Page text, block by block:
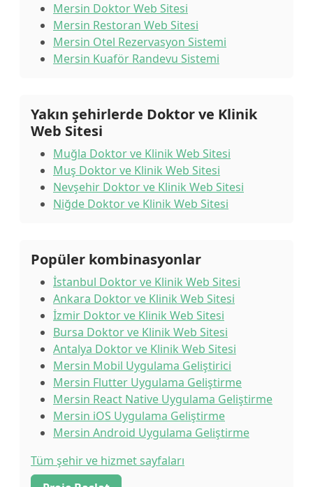
Mersin Doktor Web Sitesi
Mersin Restoran Web Sitesi
Mersin Otel Rezervasyon Sistemi
Mersin Kuaför Randevu Sistemi
Yakın şehirlerde Doktor ve Klinik
Web Sitesi
Muğla Doktor ve Klinik Web Sitesi
Muş Doktor ve Klinik Web Sitesi
Nevşehir Doktor ve Klinik Web Sitesi
Niğde Doktor ve Klinik Web Sitesi
Popüler kombinasyonlar
İstanbul Doktor ve Klinik Web Sitesi
Ankara Doktor ve Klinik Web Sitesi
İzmir Doktor ve Klinik Web Sitesi
Bursa Doktor ve Klinik Web Sitesi
Antalya Doktor ve Klinik Web Sitesi
Mersin Mobil Uygulama Geliştirici
Mersin Flutter Uygulama Geliştirme
Mersin React Native Uygulama Geliştirme
Mersin iOS Uygulama Geliştirme
Mersin Android Uygulama Geliştirme
Tüm şehir ve hizmet sayfaları